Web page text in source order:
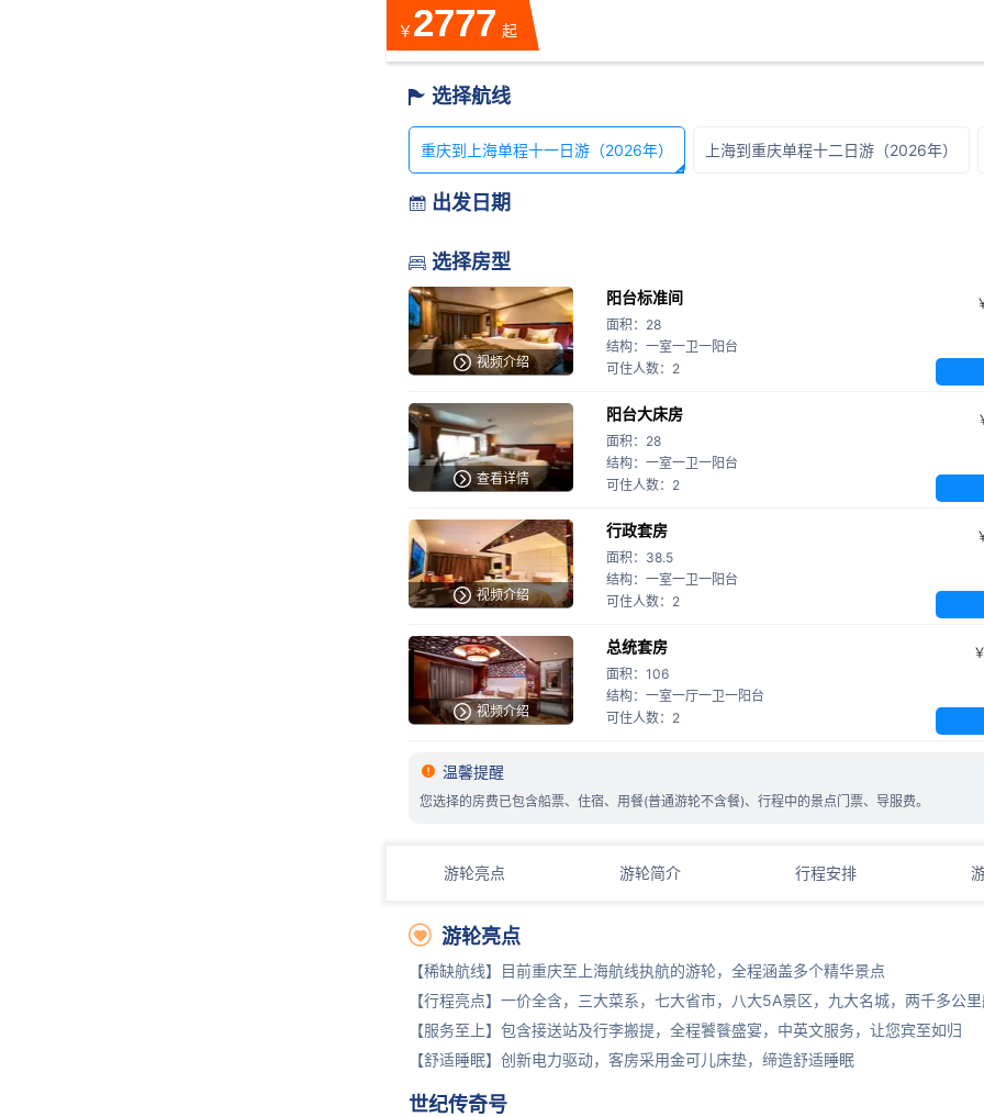
￥ 2777 起
 选择航线
重庆到上海单程十一日游（2026年）

上海到重庆单程十二日游（2026年）
 出发日期
 选择房型
 视频介绍
阳台标准间
面积：28
结构：一室一卫一阳台
可住人数：2
 查看详情
阳台大床房
面积：28
结构：一室一卫一阳台
可住人数：2
 视频介绍
行政套房
面积：38.5
结构：一室一卫一阳台
可住人数：2
 视频介绍
总统套房
面积：106
结构：一室一厅一卫一阳台
可住人数：2
 温馨提醒
您选择的房费已包含船票、住宿、用餐(普通游轮不含餐)、行程中的景点门票、导服费。
游轮亮点 游轮简介 行程安排
 游轮亮点
【稀缺航线】目前重庆至上海航线执航的游轮，全程涵盖多个精华景点
【行程亮点】一价全含，三大菜系，七大省市，八大5A景区，九大名城，两千多公
【服务至上】包含接送站及行李搬提，全程饕餮盛宴，中英文服务，让您宾至如归
【舒适睡眠】创新电力驱动，客房采用金可儿床垫，缔造舒适睡眠
世纪传奇号